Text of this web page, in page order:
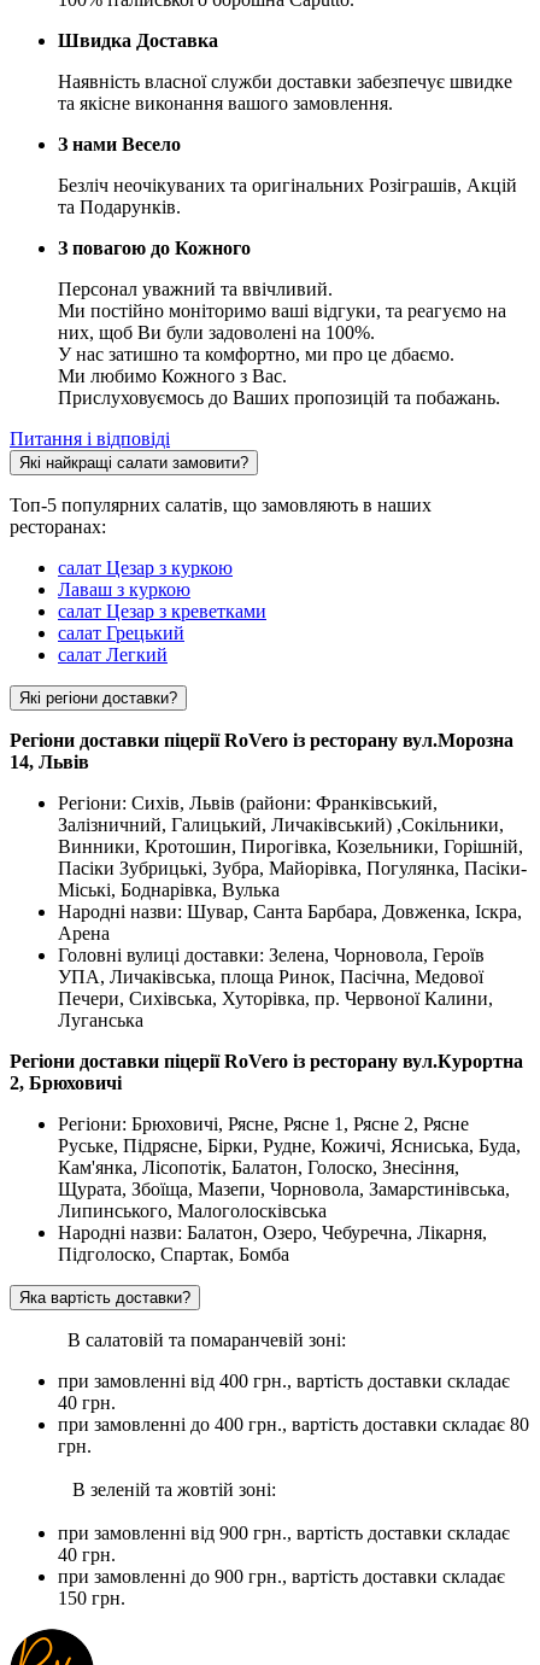
Швидка Доставка
Наявність власної служби доставки забезпечує швидке
та якісне виконання вашого замовлення.
З нами Весело
Безліч неочікуваних та оригінальних Розіграшів, Акцій
та Подарунків.
З повагою до Кожного
Персонал уважний та ввічливий.
Ми постійно моніторимо ваші відгуки, та реагуємо на
них, щоб Ви були задоволені на 100%.
У нас затишно та комфортно, ми про це дбаємо.
Ми любимо Кожного з Вас.
Прислуховуємось до Ваших пропозицій та побажань.
Питання і відповіді
Які найкращі салати замовити?
Топ-5 популярних салатів, що замовляють в наших
ресторанах:
салат Цезар з куркою
Лаваш з куркою
салат Цезар з креветками
салат Грецький
салат Легкий
Які регіони доставки?
Регіони доставки піцерії RoVero із ресторану вул.Морозна
14, Львів
Регіони: Сихів, Львів (райони: Франківський,
Залізничний, Галицький, Личаківський) ,Сокільники,
Винники, Кротошин, Пирогівка, Козельники, Горішній,
Пасіки Зубрицькі, Зубра, Майорівка, Погулянка, Пасіки-
Міські, Боднарівка, Вулька
Народні назви: Шувар, Санта Барбара, Довженка, Іскра,
Арена
Головні вулиці доставки: Зелена, Чорновола, Героїв
УПА, Личаківська, площа Ринок, Пасічна, Медової
Печери, Сихівська, Хуторівка, пр. Червоної Калини,
Луганська
Регіони доставки піцерії RoVero із ресторану вул.Курортна
2, Брюховичі
Регіони: Брюховичі, Рясне, Рясне 1, Рясне 2, Рясне
Руське, Підрясне, Бірки, Рудне, Кожичі, Ясниська, Буда,
Кам'янка, Лісопотік, Балатон, Голоско, Знесіння,
Щурата, Збоїща, Мазепи, Чорновола, Замарстинівська,
Липинського, Малоголосківська
Народні назви: Балатон, Озеро, Чебуречна, Лікарня,
Підголоско, Спартак, Бомба
Яка вартість доставки?
В салатовій та помаранчевій зоні:
при замовленні вiд 400 грн., вартість доставки складає
40 грн.
при замовленні до 400 грн., вартість доставки складає 80
грн.
В зеленій та жовтій зоні:
при замовленні вiд 900 грн., вартість доставки складає
40 грн.
при замовленні до 900 грн., вартість доставки складає
150 грн.